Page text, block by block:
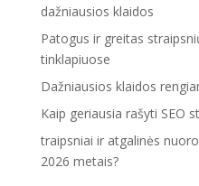
dažniausios klaidos
Patogus ir greitas
tinklapiuose
Dažniausios klaidos
Kaip geriausia rašyti SEO
traipsniai ir atgalinės
2026 metais?